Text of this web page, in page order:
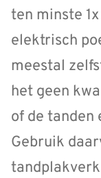
ten minste
elektrisch
meestal
het geen
of de tanden
Gebruik